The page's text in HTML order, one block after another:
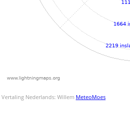
Vertaling Nederlands: Willem MeteoMoes